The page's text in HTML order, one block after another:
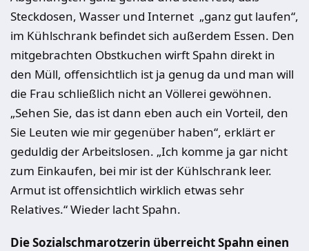
Steckdosen, Wasser und Internet „ganz gut laufen“,
im Kühlschrank befindet sich außerdem Essen. Den
mitgebrachten Obstkuchen wirft Spahn direkt in
den Müll, offensichtlich ist ja genug da und man will
die Frau schließlich nicht an Völlerei gewöhnen.
„Sehen Sie, das ist dann eben auch ein Vorteil, den
Sie Leuten wie mir gegenüber haben“, erklärt er
geduldig der Arbeitslosen. „Ich komme ja gar nicht
zum Einkaufen, bei mir ist der Kühlschrank leer.
Armut ist offensichtlich wirklich etwas sehr
Relatives.“ Wieder lacht Spahn.
Die Sozialschmarotzerin überreicht Spahn einen